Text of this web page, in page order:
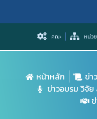
คณะ หน่ว
หน้าหลัก ข่า
ข่าวอบรม วิจัย